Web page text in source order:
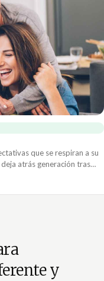
que se respiran a su
atrás generación tras
adelante y al cabo de unos
y